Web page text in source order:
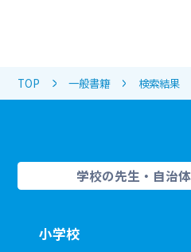
TOP 一般書籍 検索結果
学校の先生・自治
小学校